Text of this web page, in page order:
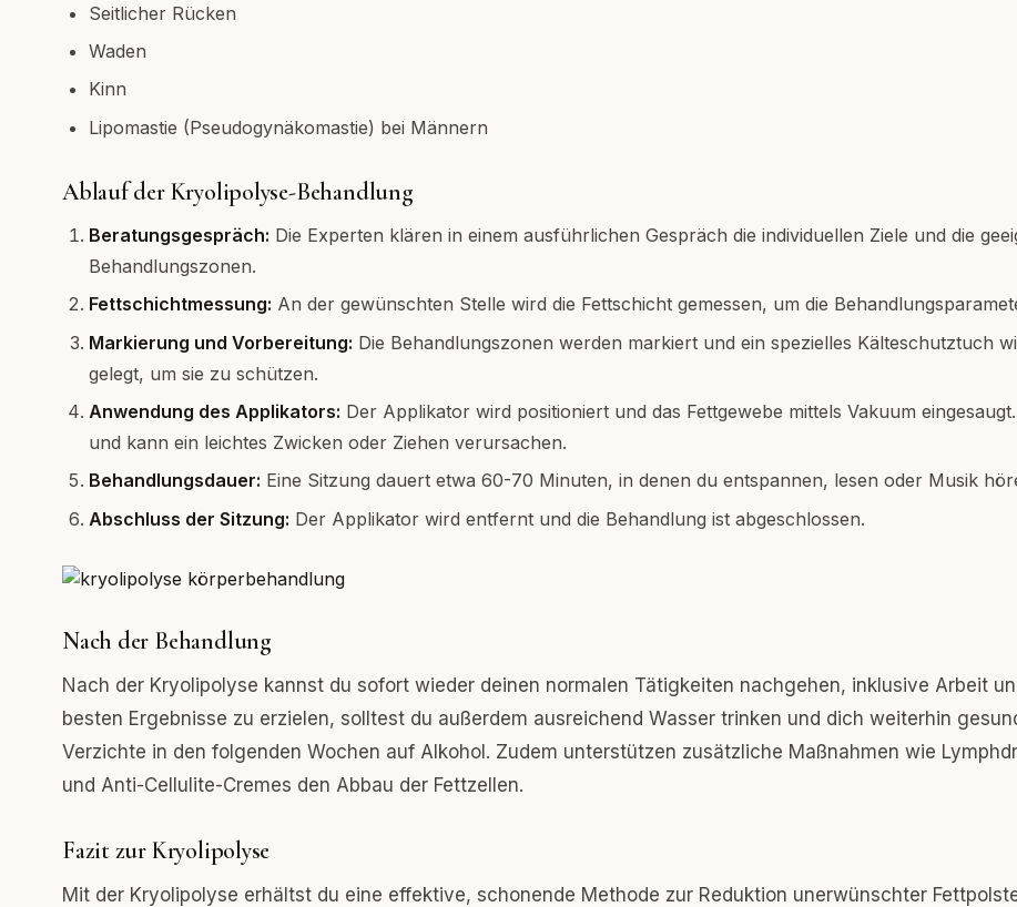
Seitlicher Rücken
Waden
Kinn
Lipomastie (Pseudogynäkomastie) bei Männern
Ablauf der Kryolipolyse-Behandlung
Beratungsgespräch: Die Experten klären in einem ausführlichen Gespräch die individuellen Ziele und die
Behandlungszonen.
Fettschichtmessung: An der gewünschten Stelle wird die Fettschicht gemessen, um die
Markierung und Vorbereitung: Die Behandlungszonen werden markiert und ein spezielles Kälteschutztuch
gelegt, um sie zu schützen.
Anwendung des Applikators: Der Applikator wird positioniert und das Fettgewebe mittels Vakuum
und kann ein leichtes Zwicken oder Ziehen verursachen.
Behandlungsdauer: Eine Sitzung dauert etwa 60-70 Minuten, in denen du entspannen, lesen oder Musik
Abschluss der Sitzung: Der Applikator wird entfernt und die Behandlung ist abgeschlossen.
Nach der Behandlung
Nach der Kryolipolyse kannst du sofort wieder deinen normalen Tätigkeiten nachgehen, inklusive Arbeit
besten Ergebnisse zu erzielen, solltest du außerdem ausreichend Wasser trinken und dich weiterhin
Verzichte in den folgenden Wochen auf Alkohol. Zudem unterstützen zusätzliche Maßnahmen wie
und Anti-Cellulite-Cremes den Abbau der Fettzellen.
Fazit zur Kryolipolyse
Mit der Kryolipolyse erhältst du eine effektive, schonende Methode zur Reduktion unerwünschter